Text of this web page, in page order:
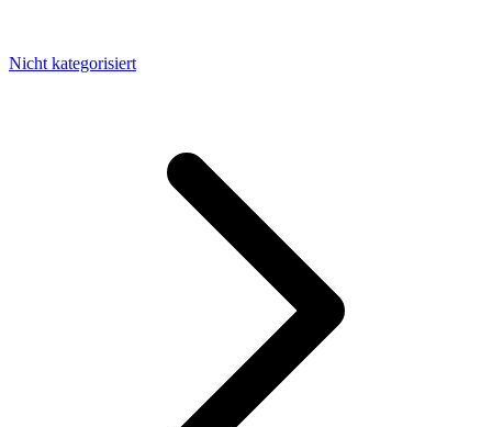
Nicht kategorisiert